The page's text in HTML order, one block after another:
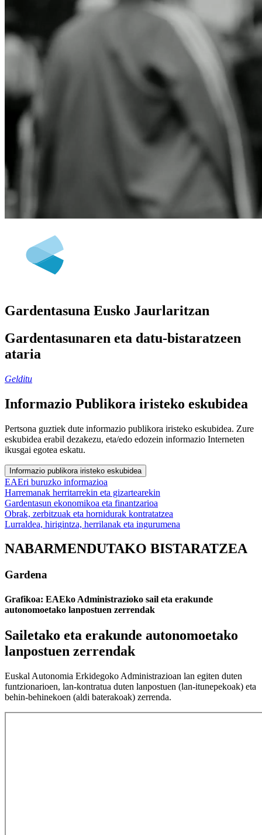
Gardentasuna Eusko Jaurlaritzan
Gardentasunaren eta datu-bistaratzeen
ataria
Gelditu
Informazio Publikora iristeko eskubidea
Pertsona guztiek dute informazio publikora iristeko eskubidea. Zure
eskubidea erabil dezakezu, eta/edo edozein informazio Interneten
ikusgai egotea eskatu.
Informazio publikora iristeko eskubidea
EAEri buruzko informazioa
Harremanak herritarrekin eta gizartearekin
Gardentasun ekonomikoa eta finantzarioa
Obrak, zerbitzuak eta hornidurak kontratatzea
Lurraldea, hirigintza, herrilanak eta ingurumena
NABARMENDUTAKO BISTARATZEA
Gardena
Grafikoa: EAEko Administrazioko sail eta erakunde
autonomoetako lanpostuen zerrendak
Sailetako eta erakunde autonomoetako
lanpostuen zerrendak
Euskal Autonomia Erkidegoko Administrazioan lan egiten duten
funtzionarioen, lan-kontratua duten lanpostuen (lan-itunepekoak) eta
behin-behinekoen (aldi baterakoak) zerrenda.